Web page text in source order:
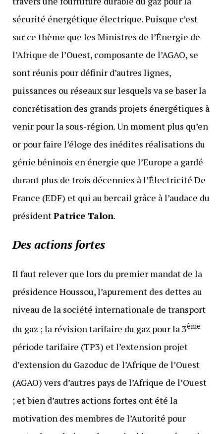
sécurité énergétique électrique. Puisque c’est
sur ce thème que les Ministres de l’Énergie de
l’Afrique de l’Ouest, composante de l’AGAO, se
sont réunis pour définir d’autres lignes,
puissances ou réseaux sur lesquels va se baser la
concrétisation des grands projets énergétiques à
venir pour la sous-région. Un moment plus qu’en
or pour faire l’éloge des inédites réalisations du
génie béninois en énergie que l’Europe a gardé
durant plus de trois décennies à l’Électricité De
France (EDF) et qui au bercail grâce à l’audace du
présidentPatrice Talon.
Des actions fortes
Il faut relever que lors du premier mandat de la
présidence Houssou, l’apurement des dettes au
niveau de la société internationale de transport
du gaz ; la révision tarifaire du gaz pour la 3ème
période tarifaire (TP3) et l’extension projet
d’extension du Gazoduc de l’Afrique de l’Ouest
(AGAO) vers d’autres pays de l’Afrique de l’Ouest
; et bien d’autres actions fortes ont été la
motivation des membres de l’Autorité pour